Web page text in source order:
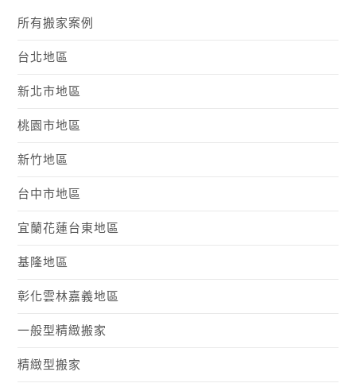
所有搬家案例
台北地區
新北市地區
桃園市地區
新竹地區
台中市地區
宜蘭花蓮台東地區
基隆地區
彰化雲林嘉義地區
一般型精緻搬家
精緻型搬家